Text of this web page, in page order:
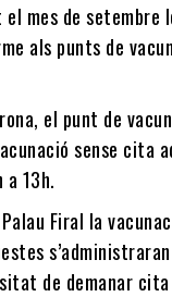
mes de setembre
als punts de
el punt de
sense cita
a 13h.
Firal la
de demanar